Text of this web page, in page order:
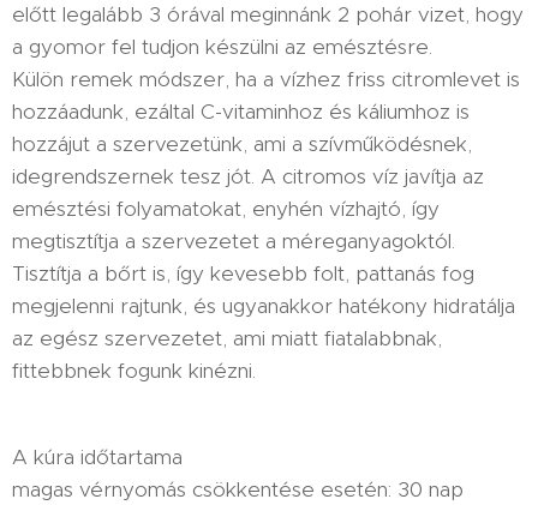
előtt legalább 3 órával meginnánk 2 pohár vizet, hogy
a gyomor fel tudjon készülni az emésztésre.
Külön remek módszer, ha a vízhez friss citromlevet is
hozzáadunk, ezáltal C-vitaminhoz és káliumhoz is
hozzájut a szervezetünk, ami a szívműködésnek,
idegrendszernek tesz jót. A citromos víz javítja az
emésztési folyamatokat, enyhén vízhajtó, így
megtisztítja a szervezetet a méreganyagoktól.
Tisztítja a bőrt is, így kevesebb folt, pattanás fog
megjelenni rajtunk, és ugyanakkor hatékony hidratálja
az egész szervezetet, ami miatt fiatalabbnak,
fittebbnek fogunk kinézni.
A kúra időtartama
magas vérnyomás csökkentése esetén: 30 nap